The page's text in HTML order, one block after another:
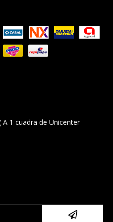
1 cuadra de Unicenter